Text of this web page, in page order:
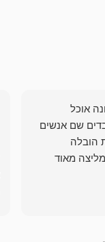
אוכל
שם אנשים
הובלה
מאוד